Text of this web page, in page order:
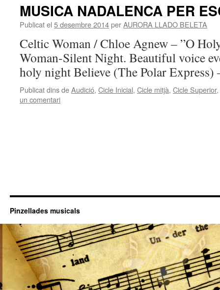
MUSICA NADALENCA PER
Publicat el 5 desembre 2014perAURORA LLADO BELETA
Celtic Woman / Chloe Agnew – ”O
Woman-Silent Night. Beautiful voice
holy night Believe (The Polar Express)
Publicat dins deAudició, Cicle Inicial, Cicle mitjà, Cicle Superior,
un comentari
Pinzellades musicals